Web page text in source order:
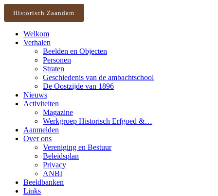
Historisch Zaandam
Welkom
Verhalen
Beelden en Objecten
Personen
Straten
Geschiedenis van de ambachtschool
De Oostzijde van 1896
Nieuws
Activiteiten
Magazine
Werkgroep Historisch Erfgoed &…
Aanmelden
Over ons
Vereniging en Bestuur
Beleidsplan
Privacy
ANBI
Beeldbanken
Links